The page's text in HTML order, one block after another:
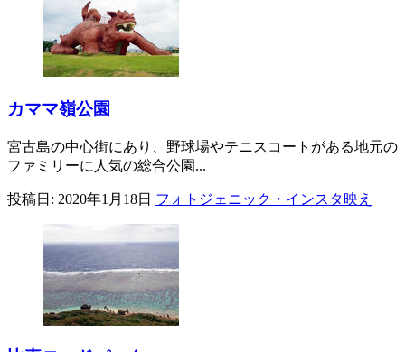
カママ嶺公園
宮古島の中心街にあり、野球場やテニスコートがある地元の
ファミリーに人気の総合公園...
投稿日: 2020年1月18日 フォトジェニック・インスタ映え